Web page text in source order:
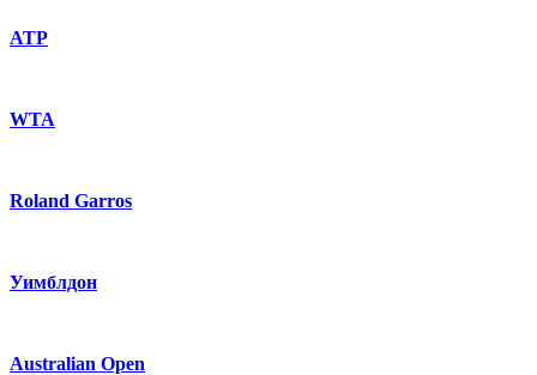
ATP
WTA
Roland Garros
Уимблдон
Australian Open